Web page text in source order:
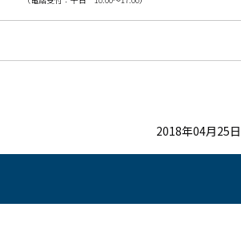
2018年04月25日